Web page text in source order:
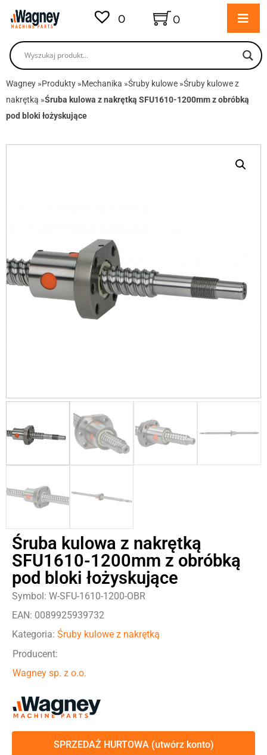
0 0
Wagney »Produkty »Mechanika »Śruby kulowe »Śruby kulowe z
nakrętką »Śruba kulowa z nakrętką SFU1610-1200mm z obróbką
pod bloki łożyskujące
Śruba kulowa z nakrętką
SFU1610-1200mm z obróbką
pod bloki łożyskujące
Symbol: W-SFU-1610-1200-OBR
EAN: 0089925939732
Kategoria: Śruby kulowe z nakrętką
Producent:
Wagney sp. z o.o.
SPRZEDAŻ HURTOWA (utwórz konto)